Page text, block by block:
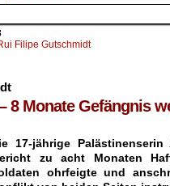
Filipe Gutschmidt
8 Monate Gefängnis
17-jährige
zu acht Monaten
ohrfeigte und